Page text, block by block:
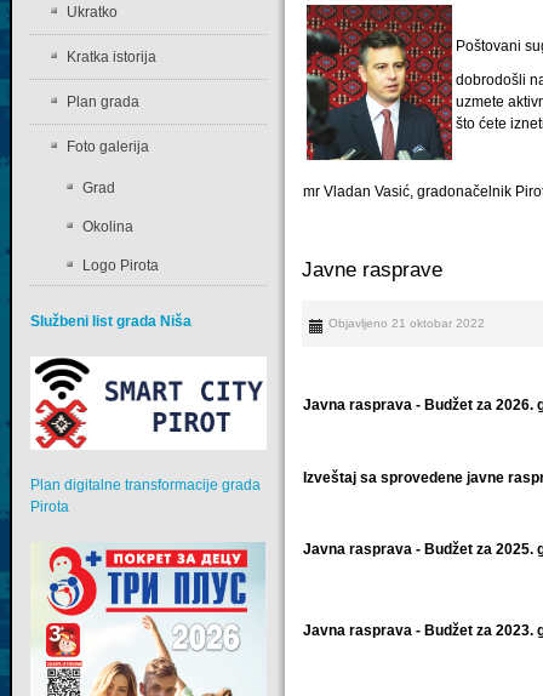
Poštovani
dobrodošli
uzmete
što ćete
mr Vladan Vasić, gradonačelnik
Javne rasprave
Objavljeno 21 oktobar 2022
Javna rasprava - Budžet za 2026.
Izveštaj sa sprovedene javne
Javna rasprava - Budžet za 2025.
Javna rasprava - Budžet za 2023.
Ukratko
Kratka istorija
Plan grada
Foto galerija
Grad
Okolina
Logo Pirota
Službeni list grada Niša
Plan digitalne transformacije grada
Pirota